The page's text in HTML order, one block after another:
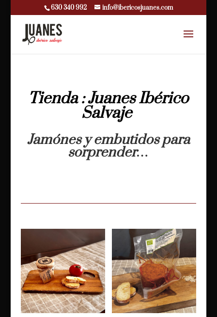
630 340 992 info@ibericosjuanes.com
Tienda : Juanes Ibérico
Salvaje
Jamónes y embutidos para
sorprender…